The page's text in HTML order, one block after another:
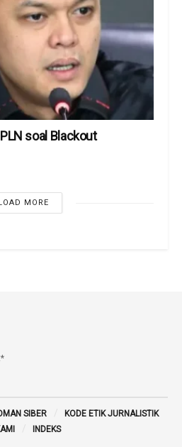
soal Blackout
LOAD MORE
SIBER
KODE ETIK JURNALISTIK
INDEKS